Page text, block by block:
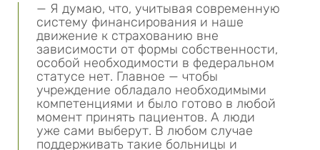
— Я думаю, что, учитывая современную
систему финансирования и наше
движение к страхованию вне
зависимости от формы собственности,
особой необходимости в федеральном
статусе нет. Главное — чтобы
учреждение обладало необходимыми
компетенциями и было готово в любой
момент принять пациентов. А люди
уже сами выберут. В любом случае
поддерживать такие больницы и